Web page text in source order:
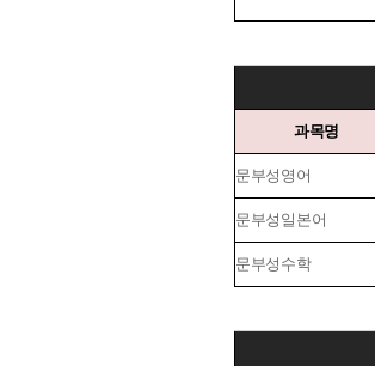
과목명
문부성영어
문부성일본어
문부성수학